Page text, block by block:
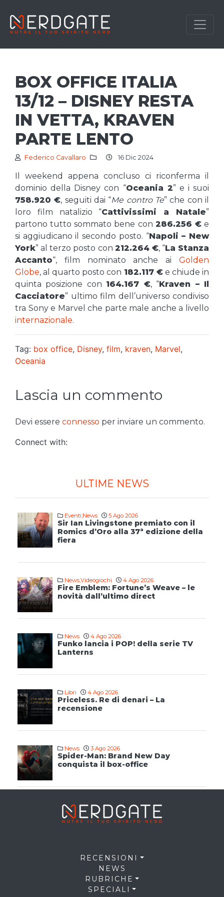
BOX OFFICE ITALIA
13/12 – DISNEY RESTA
IN VETTA, KRAVEN
PARTE LENTO
Federico Cavallaro 16 Dic 2024
Il weekend appena concluso ci riconferma il
dominio della Disney con “Oceania 2” e i suoi
758.920 €, seguiti dai “Me contro Te” che con il
loro film natalizio “Cattivissimi a Natale”
partono tutto sommato bene con 286.256 €e
si aggiudicano il secondo posto. “Napoli – New
York” al terzo posto con 212.264 €, “La Stanza
Accanto“, film nominato anche ai Golden
Globe, al quarto posto con 182.117 €e chiude in
quinta posizione con 164.167 €, “Kraven – Il
Cacciatore” ultimo film dell’universo condiviso
tra Sony e Marvel che parte male anche a livello
internazionale.
Tag: box office, Disney, film, kraven, Marvel,
Oceania
Lascia un commento
Devi essere connesso per inviare un commento.
Connect with:
ULTIME NEWS
Eventi,News 5 Ago 2026
Sir Ian Livingstone premiato con il
Romics d’Oro alla 37ª edizione della
fiera
News,Videogiochi 4 Ago 2026
Fire Emblem: Fortune’s Weave – le
novità dall’ultimo direct
News 4 Ago 2026
Funko lancia i POP! della serie TV
Lanterns
Libri 4 Ago 2026
Priceless. Re di denari – La
recensione
News 3 Ago 2026
Spider-Man: Brand New Day
conquista il box-office
RECENSIONI
NEWS
RUBRICHE
SPECIALI